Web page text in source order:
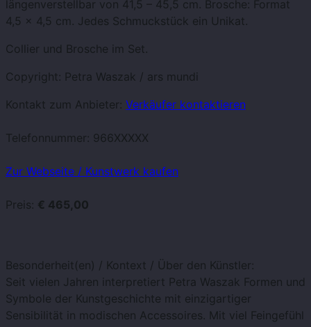
längenverstellbar von 41,5 – 45,5 cm. Brosche: Format
4,5 x 4,5 cm. Jedes Schmuckstück ein Unikat.
Collier und Brosche im Set.
Copyright: Petra Waszak / ars mundi
Kontakt zum Anbieter: Verkäufer kontaktieren
Telefonnummer: 966XXXXX
Zur Webseite / Kunstwerk kaufen
Preis: € 465,00
Besonderheit(en) / Kontext / Über den Künstler:
Seit vielen Jahren interpretiert Petra Waszak Formen und
Symbole der Kunstgeschichte mit einzigartiger
Sensibilität in modischen Accessoires. Mit viel Feingefühl